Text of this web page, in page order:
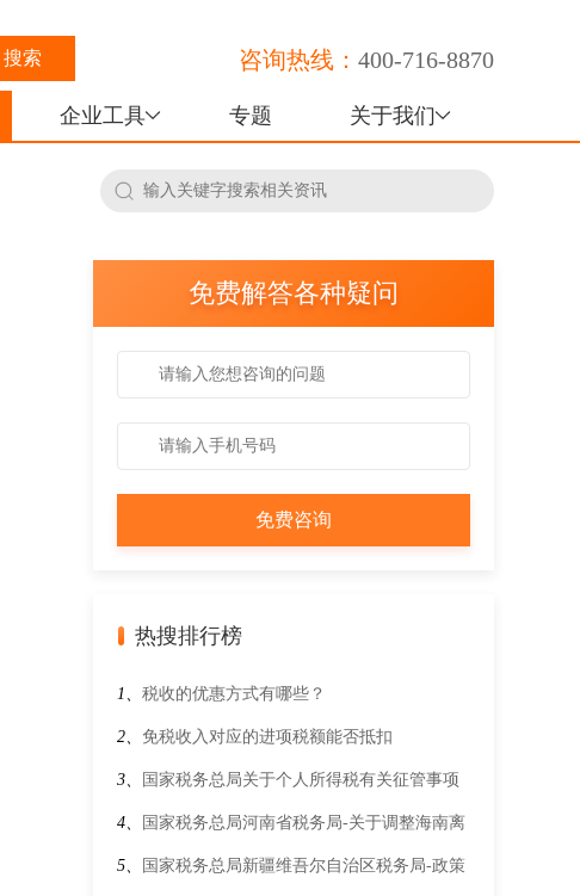
咨询热线： 400-716-8870
企业工具 专题 关于我们
免费解答各种疑问
热搜排行榜
1、 税收的优惠方式有哪些？
2、 免税收入对应的进项税额能否抵扣
3、 国家税务总局关于个人所得税有关征管事项
的公告
4、 国家税务总局河南省税务局-关于调整海南离
岛旅客免税购物政策的公告
5、 国家税务总局新疆维吾尔自治区税务局-政策